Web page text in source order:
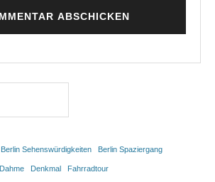
Berlin Sehenswürdigkeiten Berlin Spaziergang
Dahme Denkmal Fahrradtour